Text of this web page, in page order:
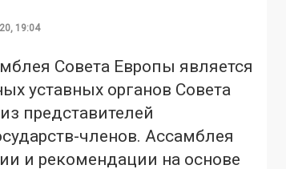
19:04
Совета Европы является
уставных органов Совета
представителей
членов. Ассамблея
и рекомендации на основе